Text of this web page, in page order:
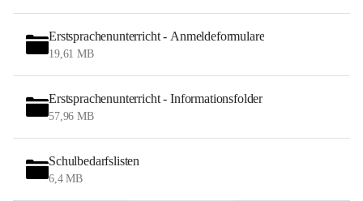
Erstsprachenunterricht - Anmeldeformulare
19,61 MB
Erstsprachenunterricht - Informationsfolder
57,96 MB
Schulbedarfslisten
6,4 MB